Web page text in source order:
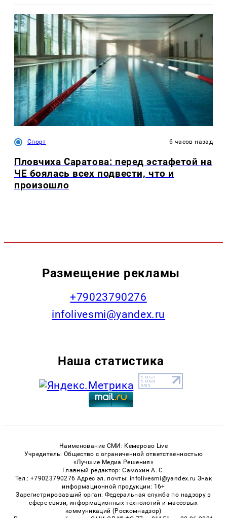
Спорт 6 часов назад
Пловчиха Саратова: перед эстафетой на
ЧЕ боялась всех подвести, что и
произошло
Размещение рекламы
+79023790276
infolivesmi@yandex.ru
Наша статистика
Наименование СМИ: Кемерово Live
Учредитель: Общество с ограниченной ответственностью
«Лучшие Медиа Решения»
Главный редактор: Самохин А. С.
Тел.: +79023790276 Адрес эл. почты: infolivesmi@yandex.ru Знак
информационной продукции: 16+
Зарегистрировавший орган: Федеральная служба по надзору в
сфере связи, информационных технологий и массовых
коммуникаций (Роскомнадзор)